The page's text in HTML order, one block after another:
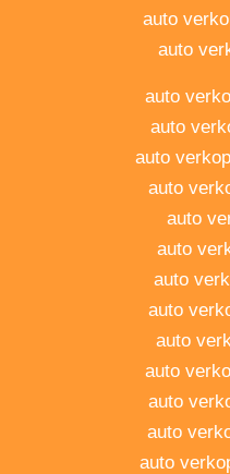
auto
auto
auto
auto
auto
auto
auto
auto
auto
auto
auto
auto
auto
auto
auto